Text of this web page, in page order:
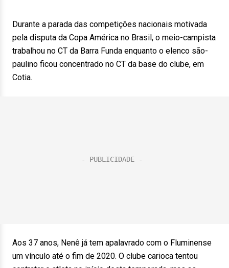
Durante a parada das competições nacionais motivada
pela disputa da Copa América no Brasil, o meio-campista
trabalhou no CT da Barra Funda enquanto o elenco são-
paulino ficou concentrado no CT da base do clube, em
Cotia.
Aos 37 anos, Nenê já tem apalavrado com o Fluminense
um vínculo até o fim de 2020. O clube carioca tentou